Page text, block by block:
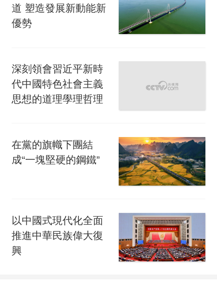
道 塑造發展新動能新
優勢
深刻領會習近平新時
代中國特色社會主義
思想的道理學理哲理
在黨的旗幟下團結
成“一塊堅硬的鋼鐵”
以中國式現代化全面
推進中華民族偉大復
興